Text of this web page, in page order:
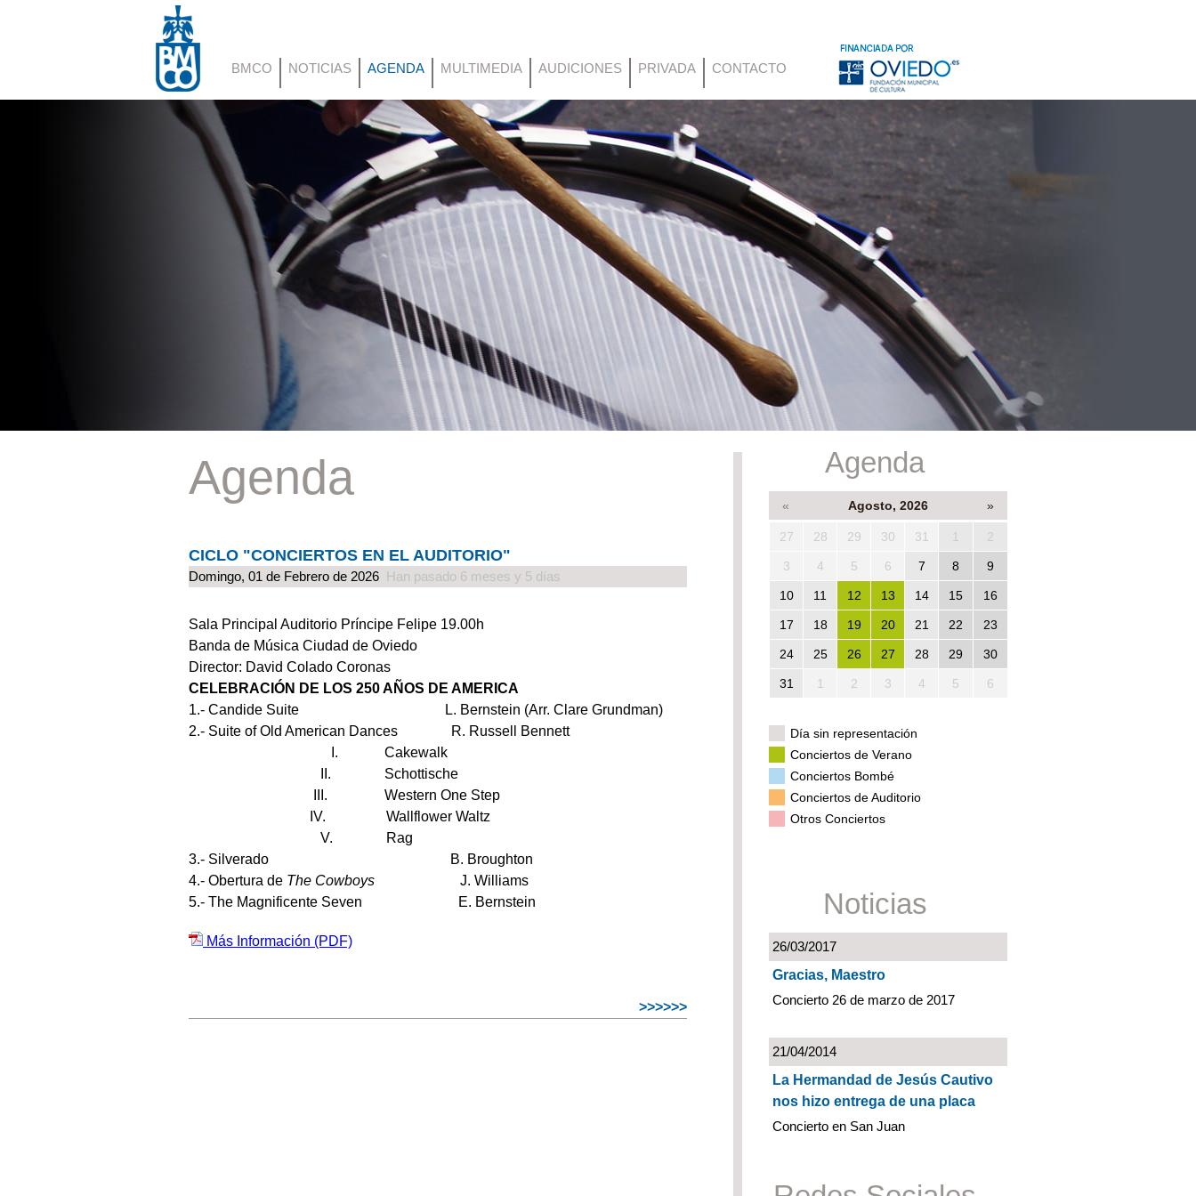
BMCO NOTICIAS AGENDA MULTIMEDIA AUDICIONES PRIVADA CONTACTO
Agenda
CICLO "CONCIERTOS EN EL AUDITORIO"
Domingo, 01 de Febrero de 2026 Han pasado 6 meses y 5 días
Sala Principal Auditorio Príncipe Felipe 19.00h
Banda de Música Ciudad de Oviedo
Director: David Colado Coronas
CELEBRACIÓN DE LOS 250 AÑOS DE AMERICA
1.- Candide Suite L. Bernstein (Arr. Clare Grundman)
2.- Suite of Old American Dances R. Russell Bennett
I. Cakewalk
II. Schottische
III. Western One Step
IV. Wallflower Waltz
V. Rag
3.- Silverado B. Broughton
4.- Obertura de The Cowboys J. Williams
5.- The Magnificente Seven E. Bernstein
Más Información (PDF)
>>>>>>
Agenda
« Agosto, 2026 »
27 28 29 30 31 1 2
3 4 5 6 7 8 9
10 11 12 13 14 15 16
17 18 19 20 21 22 23
24 25 26 27 28 29 30
31 1 2 3 4 5 6
Día sin representación
Conciertos de Verano
Conciertos Bombé
Conciertos de Auditorio
Otros Conciertos
Noticias
26/03/2017
Gracias, Maestro
Concierto 26 de marzo de 2017
21/04/2014
La Hermandad de Jesús Cautivo
nos hizo entrega de una placa
Concierto en San Juan